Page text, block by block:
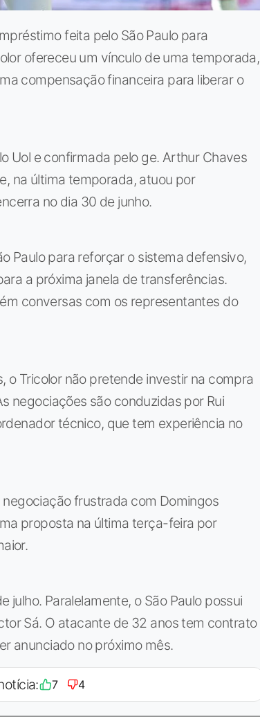
feita pelo São Paulo para
ofereceu um vínculo de uma temporada,
compensação financeira para liberar o
Uol e confirmada pelo ge. Arthur Chaves
na última temporada, atuou por
no dia 30 de junho.
Paulo para reforçar o sistema defensivo,
a próxima janela de transferências.
conversas com os representantes do
o Tricolor não pretende investir na compra
negociações são conduzidas por Rui
técnico, que tem experiência no
frustrada com Domingos
proposta na última terça-feira por
julho. Paralelamente, o São Paulo possui
Sá. O atacante de 32 anos tem contrato
anunciado no próximo mês.
7 4